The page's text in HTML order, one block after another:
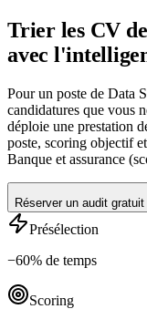
Trier les CV
avec
Pour un poste de Data
candidatures que vous
déploie une prestation
poste, scoring objectif
Banque et assurance
Réserver un audit gratuit
Présélection
−60% de temps
Scoring